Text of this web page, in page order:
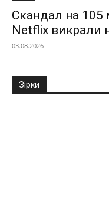
Скандал на 105
Netflix викрали
03.08.2026
Зірки